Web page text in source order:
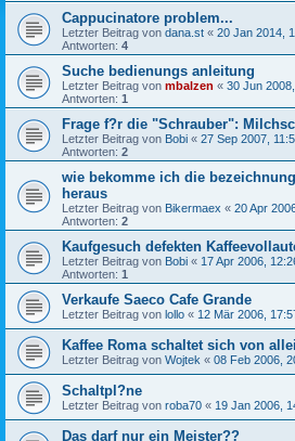
Cappucinatore problem...
Letzter Beitrag von dana.st « 20 Jan 2014,
Antworten: 4
Suche bedienungs anleitung
Letzter Beitrag von mbalzen « 30 Jun
Antworten: 1
Frage f?r die "Schrauber":
Letzter Beitrag von Bobi « 27 Sep 2007,
Antworten: 2
wie bekomme ich die
heraus
Letzter Beitrag von Bikermaex « 20 Apr
Antworten: 2
Kaufgesuch defekten
Letzter Beitrag von Bobi « 17 Apr 2006,
Antworten: 1
Verkaufe Saeco Cafe Grande
Letzter Beitrag von lollo « 12 Mär 2006,
Kaffee Roma schaltet sich von
Letzter Beitrag von Wojtek « 08 Feb 2006,
Schaltpl?ne
Letzter Beitrag von roba70 « 19 Jan 2006,
Das darf nur ein Meister??